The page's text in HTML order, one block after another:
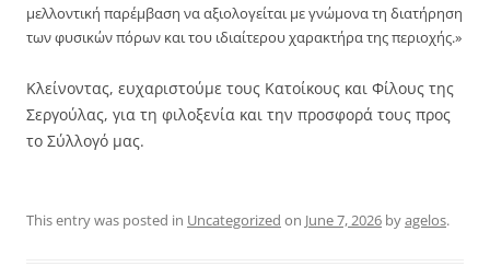
μελλοντική παρέμβαση να αξιολογείται με γνώμονα τη διατήρηση
των φυσικών πόρων και του ιδιαίτερου χαρακτήρα της περιοχής.»
Κλείνοντας, ευχαριστούμε τους Κατοίκους και Φίλους της
Σεργούλας, για τη φιλοξενία και την προσφορά τους προς
το Σύλλογό μας.
This entry was posted in Uncategorized on June 7, 2026 byagelos.